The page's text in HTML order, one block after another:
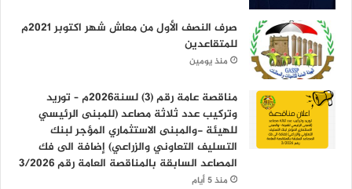
صرف النصف الأول من معاش شهر اكتوبر 2021م
للمتقاعدين
منذ يومين
مناقصة عامة رقم (3) لسنة2026م – توريد
وتركيب عدد ثلاثة مصاعد (للمبنى الرئيسي
للهيئة -والمبنى الاستثماري المؤجر لبنك
التسليف التعاوني والزراعي) إضافة الى فك
المصاعد السابقة بالمناقصة العامة رقم 3/2026
منذ 5 أيام